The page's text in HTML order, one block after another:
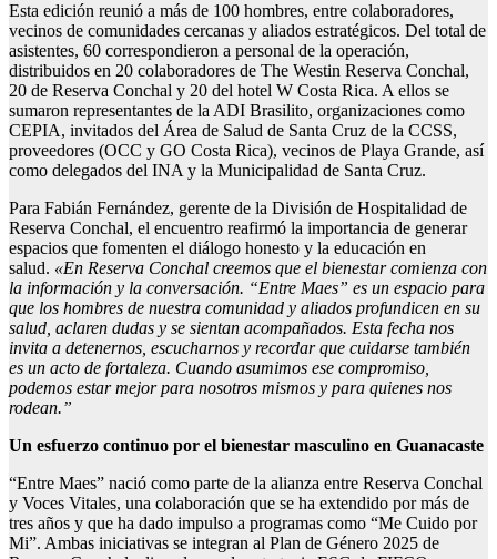
Esta edición reunió a más de 100 hombres, entre colaboradores,
vecinos de comunidades cercanas y aliados estratégicos. Del total de
asistentes, 60 correspondieron a personal de la operación,
distribuidos en 20 colaboradores de The Westin Reserva Conchal,
20 de Reserva Conchal y 20 del hotel W Costa Rica. A ellos se
sumaron representantes de la ADI Brasilito, organizaciones como
CEPIA, invitados del Área de Salud de Santa Cruz de la CCSS,
proveedores (OCC y GO Costa Rica), vecinos de Playa Grande, así
como delegados del INA y la Municipalidad de Santa Cruz.
Para Fabián Fernández, gerente de la División de Hospitalidad de
Reserva Conchal, el encuentro reafirmó la importancia de generar
espacios que fomenten el diálogo honesto y la educación en
salud. «En Reserva Conchal creemos que el bienestar comienza con
la información y la conversación. “Entre Maes” es un espacio para
que los hombres de nuestra comunidad y aliados profundicen en su
salud, aclaren dudas y se sientan acompañados. Esta fecha nos
invita a detenernos, escucharnos y recordar que cuidarse también
es un acto de fortaleza. Cuando asumimos ese compromiso,
podemos estar mejor para nosotros mismos y para quienes nos
rodean.”
Un esfuerzo continuo por el bienestar masculino en Guanacaste
“Entre Maes” nació como parte de la alianza entre Reserva Conchal
y Voces Vitales, una colaboración que se ha extendido por más de
tres años y que ha dado impulso a programas como “Me Cuido por
Mi”. Ambas iniciativas se integran al Plan de Género 2025 de